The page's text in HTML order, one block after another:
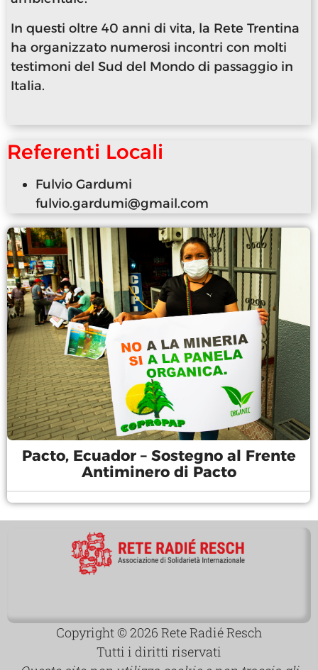
In questi oltre 40 anni di vita, la Rete Trentina
ha organizzato numerosi incontri con molti
testimoni del Sud del Mondo di passaggio in
Italia.
Referenti Locali
Fulvio Gardumi
fulvio.gardumi@gmail.com
Pacto, Ecuador – Sostegno al Frente
Antiminero di Pacto
Copyright © 2026 Rete Radié Resch
Tutti i diritti riservati